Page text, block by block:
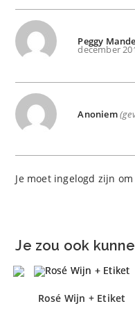
Peggy
december
Anoniem
Je moet ingelogd zijn
Je zou ook
Rosé Wijn + Etiket